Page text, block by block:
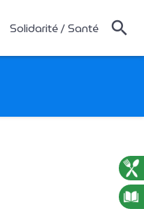
Solidarité / Santé